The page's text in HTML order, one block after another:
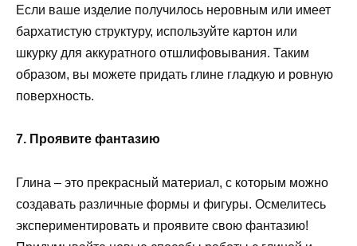
Если ваше изделие получилось неровным или имеет
бархатистую структуру, используйте картон или
шкурку для аккуратного отшлифовывания. Таким
образом, вы можете придать глине гладкую и ровную
поверхность.
7. Проявите фантазию
Глина – это прекрасный материал, с которым можно
создавать различные формы и фигуры. Осмелитесь
экспериментировать и проявите свою фантазию!